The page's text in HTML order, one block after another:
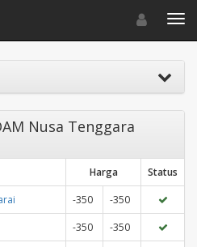
Toggle
Nusa Tenggara
Harga
Status
-350
-350
-350
-350